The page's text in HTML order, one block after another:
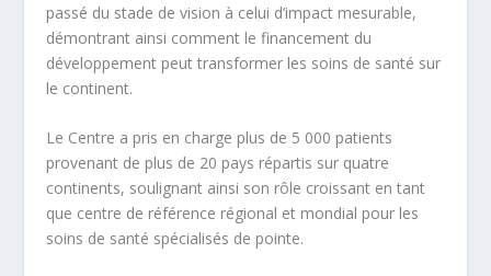
passé du stade de vision à celui d’impact mesurable,
démontrant ainsi comment le financement du
développement peut transformer les soins de santé sur
le continent.
Le Centre a pris en charge plus de 5 000 patients
provenant de plus de 20 pays répartis sur quatre
continents, soulignant ainsi son rôle croissant en tant
que centre de référence régional et mondial pour les
soins de santé spécialisés de pointe.